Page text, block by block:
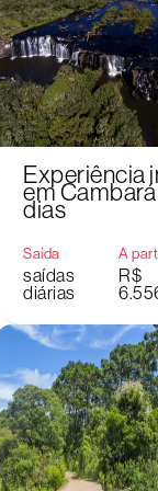
Experiência
em Cambará
dias
Saída
saídas
diárias
A
R$